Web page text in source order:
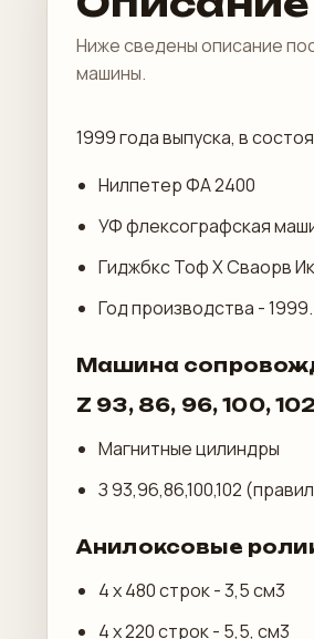
Ниже сведены описание
машины.
1999 года выпуска, в
Нилпетер ФА 2400
УФ флексографская
Гиджбкс Тоф Х Сваорв
Год производства - 1999.
Машина
Z 93, 86, 96, 100,
Магнитные цилиндры
З 93,96,86,100,102
Анилоксовые
4 х 480 строк - 3,5 см3
4 х 220 строк - 5,5, см3